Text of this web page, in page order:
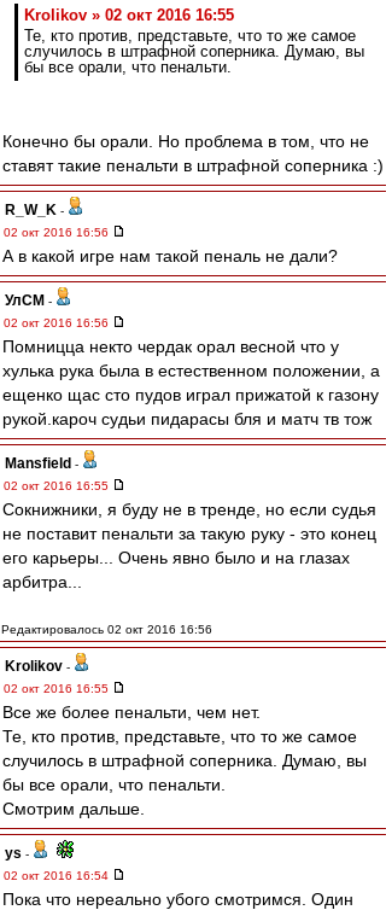
Krolikov » 02 окт 2016 16:55
Те, кто против, представьте, что то же самое
случилось в штрафной соперника. Думаю, вы
бы все орали, что пенальти.
Конечно бы орали. Но проблема в том, что не
ставят такие пенальти в штрафной соперника :)
R_W_K -
02 окт 2016 16:56
А в какой игре нам такой пеналь не дали?
УлСМ -
02 окт 2016 16:56
Помницца некто чердак орал весной что у
хулька рука была в естественном положении, а
ещенко щас сто пудов играл прижатой к газону
рукой.кароч судьи пидарасы бля и матч тв тож
Mansfield -
02 окт 2016 16:55
Сокнижники, я буду не в тренде, но если судья
не поставит пенальти за такую руку - это конец
его карьеры... Очень явно было и на глазах
арбитра...
Редактировалось 02 окт 2016 16:56
Krolikov -
02 окт 2016 16:55
Все же более пенальти, чем нет.
Те, кто против, представьте, что то же самое
случилось в штрафной соперника. Думаю, вы
бы все орали, что пенальти.
Смотрим дальше.
ys -
02 окт 2016 16:54
Пока что нереально убого смотримся. Один